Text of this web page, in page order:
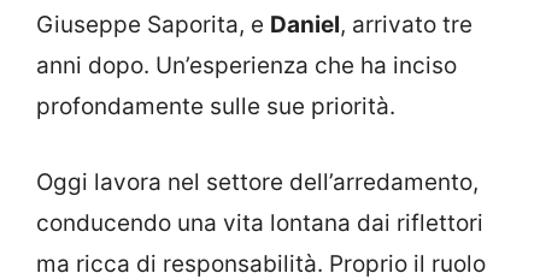
Giuseppe Saporita, e Daniel, arrivato tre
anni dopo. Un’esperienza che ha inciso
profondamente sulle sue priorità.
Oggi lavora nel settore dell’arredamento,
conducendo una vita lontana dai riflettori
ma ricca di responsabilità. Proprio il ruolo